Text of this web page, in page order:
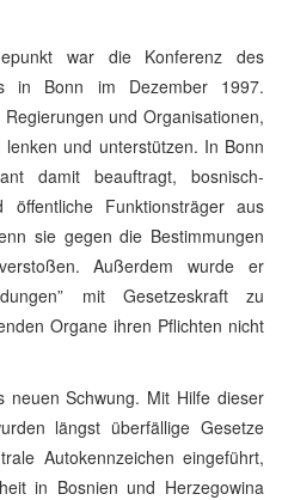
war die Konferenz des
in Bonn im Dezember 1997.
und Organisationen,
und unterstützen. In Bonn
damit beauftragt, bosnisch-
öffentliche Funktionsträger aus
sie gegen die Bestimmungen
Außerdem wurde er
mit Gesetzeskraft zu
Organe ihren Pflichten nicht
neuen Schwung. Mit Hilfe dieser
längst überfällige Gesetze
Autokennzeichen eingeführt,
in Bosnien und Herzegowina